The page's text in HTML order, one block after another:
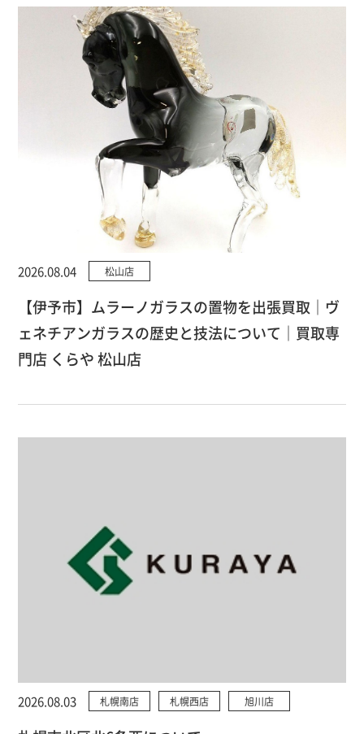
2026.08.04 松山店
【伊予市】ムラーノガラスの置物を出張買取｜ヴ
ェネチアンガラスの歴史と技法について｜買取専
門店 くらや 松山店
2026.08.03 札幌南店 札幌西店 旭川店